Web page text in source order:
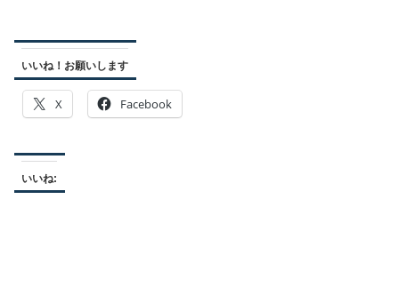
いいね！お願いします
X Facebook
いいね: